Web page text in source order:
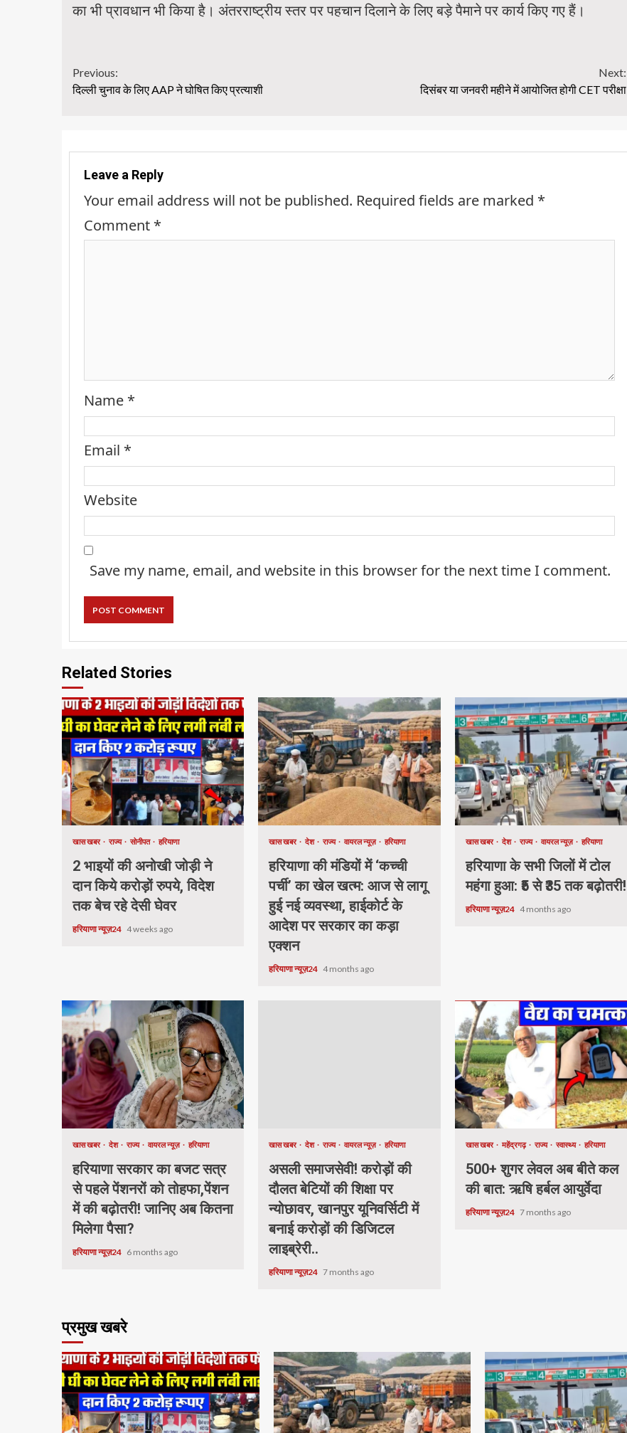
का भी प्रावधान भी किया है। अंतरराष्ट्रीय स्तर पर पहचान दिलाने के लिए बड़े पैमाने पर कार्य किए गए हैं।
Continue
Reading
Previous:
दिल्ली चुनाव के लिए AAP ने घोषित किए प्रत्याशी
Next:
दिसंबर या जनवरी महीने में आयोजित होगी CET परीक्षा
Leave a Reply
Your email address will not be published. Required fields are marked *
Comment *
Name *
Email *
Website
Save my name, email, and website in this browser for the next time I comment.
Related Stories
खास खबर राज्य सोनीपत हरियाणा
2 भाइयों की अनोखी जोड़ी ने
दान किये करोड़ों रुपये, विदेश
तक बेच रहे देसी घेवर
हरियाणा न्यूज़24 4 weeks ago
खास खबर देश राज्य वायरल न्यूज़ हरियाणा
हरियाणा की मंडियों में ‘कच्ची
पर्ची’ का खेल खत्म: आज से लागू
हुई नई व्यवस्था, हाईकोर्ट के
आदेश पर सरकार का कड़ा
एक्शन
हरियाणा न्यूज़24 4 months ago
खास खबर देश राज्य वायरल न्यूज़ हरियाणा
हरियाणा के सभी जिलों में टोल
महंगा हुआ: ₹5 से ₹35 तक बढ़ोतरी!
हरियाणा न्यूज़24 4 months ago
खास खबर देश राज्य वायरल न्यूज़ हरियाणा
हरियाणा सरकार का बजट सत्र
से पहले पेंशनरों को तोहफा,पेंशन
में की बढ़ोतरी! जानिए अब कितना
मिलेगा पैसा?
हरियाणा न्यूज़24 6 months ago
खास खबर देश राज्य वायरल न्यूज़ हरियाणा
असली समाजसेवी! करोड़ों की
दौलत बेटियों की शिक्षा पर
न्योछावर, खानपुर यूनिवर्सिटी में
बनाई करोड़ों की डिजिटल
लाइब्रेरी..
हरियाणा न्यूज़24 7 months ago
खास खबर महेंद्रगढ़ राज्य स्वास्थ्य हरियाणा
500+ शुगर लेवल अब बीते कल
की बात: ऋषि हर्बल आयुर्वेदा
हरियाणा न्यूज़24 7 months ago
प्रमुख खबरे